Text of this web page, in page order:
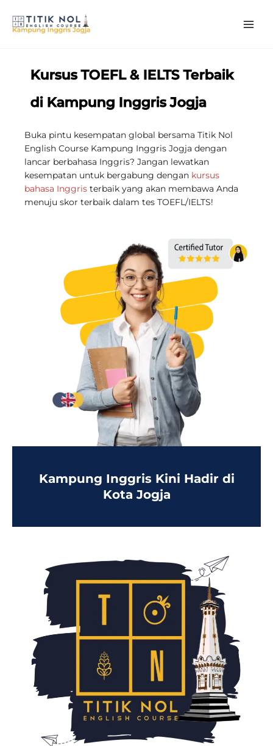
content
Kursus TOEFL & IELTS Terbaik
di Kampung Inggris Jogja
Buka pintu kesempatan global bersama Titik Nol
English Course Kampung Inggris Jogja dengan
lancar berbahasa Inggris? Jangan lewatkan
kesempatan untuk bergabung dengan kursus
bahasa Inggris terbaik yang akan membawa Anda
menuju skor terbaik dalam tes TOEFL/IELTS!
Kampung Inggris Kini Hadir di
Kota Jogja